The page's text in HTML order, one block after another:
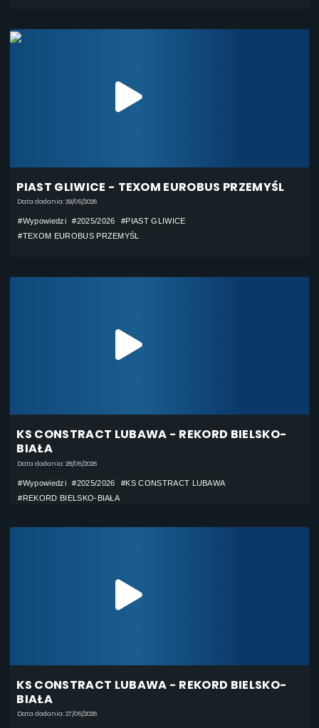
PIAST GLIWICE - TEXOM EUROBUS PRZEMYŚL
Data dodania: 29/05/2026
#Wypowiedzi #2025/2026
#PIAST GLIWICE
#TEXOM EUROBUS PRZEMYŚL
KS CONSTRACT LUBAWA - REKORD BIELSKO-
BIAŁA
Data dodania: 28/05/2026
#Wypowiedzi #2025/2026
#KS CONSTRACT LUBAWA
#REKORD BIELSKO-BIAŁA
KS CONSTRACT LUBAWA - REKORD BIELSKO-
BIAŁA
Data dodania: 27/05/2026